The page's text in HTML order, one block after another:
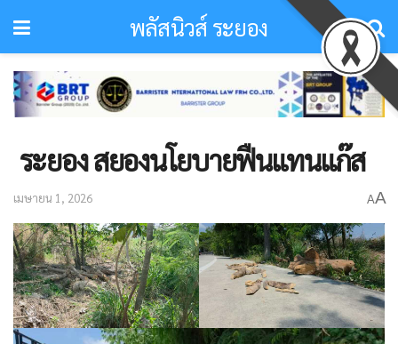
พลัสนิวส์ ระยอง
​ ระยอง สยองนโยบายฟืนแทนแก๊ส
เมษายน 1, 2026 AA